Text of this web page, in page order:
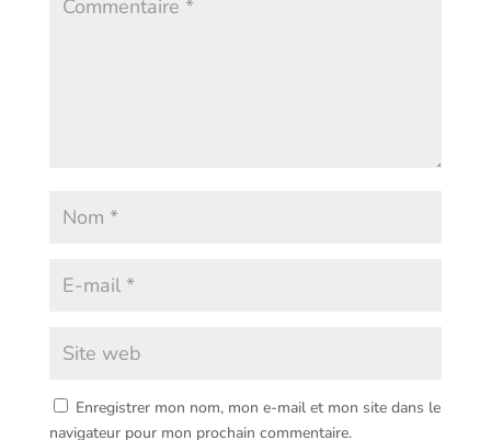
Enregistrer mon nom, mon e-mail et mon site dans le
navigateur pour mon prochain commentaire.